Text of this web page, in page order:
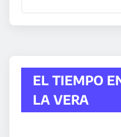
EL TIEMPO
LA VERA